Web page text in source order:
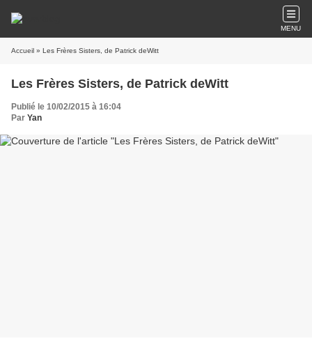
MENU
Accueil » Les Frères Sisters, de Patrick deWitt
Les Frères Sisters, de Patrick deWitt
Publié le 10/02/2015 à 16:04
Par Yan